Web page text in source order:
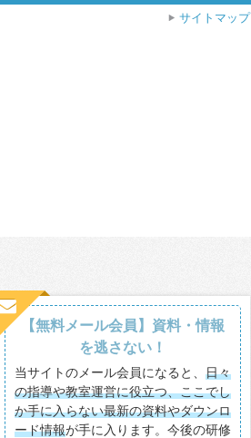
【無料メール会員】資料・情報
を逃さない！
当サイトのメール会員になると、 日々
の指導や教室運営に役立つ、ここでし
か手に入らない最新の資料やダウンロ
ード情報が手に入ります。今後の研修
サイトマップ